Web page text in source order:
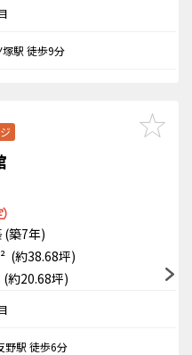
塚駅 徒歩9分
(築7年)
(約38.68坪)
約20.68坪)
野駅 徒歩6分